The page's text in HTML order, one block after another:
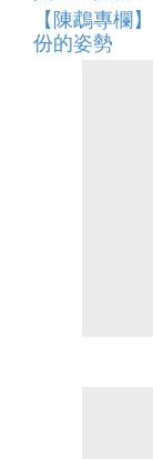
【陳鵡專欄
份的姿勢